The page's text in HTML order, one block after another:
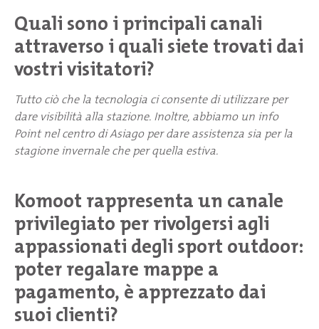
Quali sono i principali canali
attraverso i quali siete trovati dai
vostri visitatori?
Tutto ciò che la tecnologia ci consente di utilizzare per
dare visibilità alla stazione. Inoltre, abbiamo un info
Point nel centro di Asiago per dare assistenza sia per la
stagione invernale che per quella estiva.
Komoot rappresenta un canale
privilegiato per rivolgersi agli
appassionati degli sport outdoor:
poter regalare mappe a
pagamento, è apprezzato dai
suoi clienti?